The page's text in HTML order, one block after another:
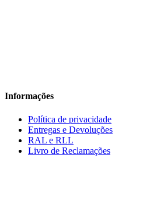
Informações
Política de privacidade
Entregas e Devoluções
RAL e RLL
Livro de Reclamações